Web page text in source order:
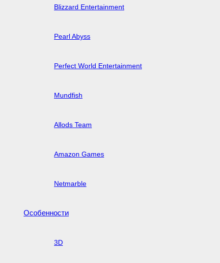
Blizzard Entertainment
Pearl Abyss
Perfect World Entertainment
Mundfish
Allods Team
Amazon Games
Netmarble
Особенности
3D